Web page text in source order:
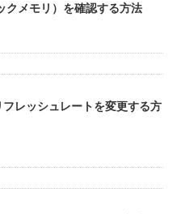
メモリ）を確認する方法
レッシュレートを変更する方